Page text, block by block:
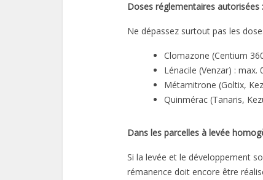
Doses réglementaires autorisées :
Ne dépassez surtout pas les
Clomazone (Centium
Lénacile (Venzar) :
Métamitrone (Goltix,
Quinmérac (Tanaris,
Dans les parcelles à levée
Si la levée et le développement
rémanence doit encore être